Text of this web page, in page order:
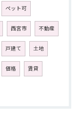
ペット可
西宮市 不動産
戸建て 土地
価格 賃貸